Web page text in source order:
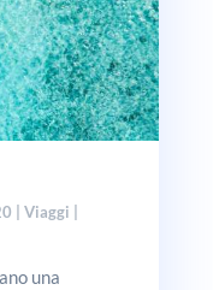
Viaggi
una